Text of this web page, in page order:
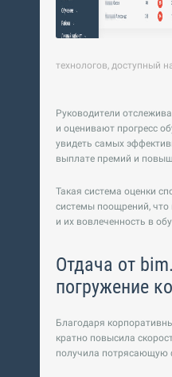
Отчет по
технологов, доступный
Руководители
и оценивают прогресс
увидеть самых
выплате премий и
Такая система оценки
системы поощрений,
и их вовлеченность в
Отдача от
погружение
Благодаря
кратно повысила
получила потрясающую